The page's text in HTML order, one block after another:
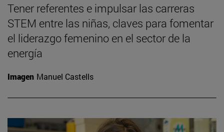
Tener referentes e impulsar las carreras
STEM entre las niñas, claves para fomentar
el liderazgo femenino en el sector de la
energía
Imagen Manuel Castells